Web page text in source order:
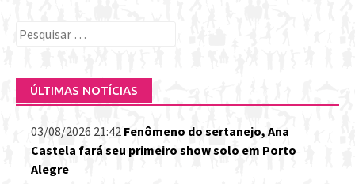
Pesquisar
ÚLTIMAS NOTÍCIAS
03/08/2026 21:42 Fenômeno do sertanejo, Ana
Castela fará seu primeiro show solo em Porto
Alegre